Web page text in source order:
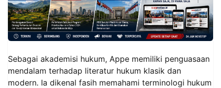
Sebagai akademisi hukum, Appe memiliki penguasaan
mendalam terhadap literatur hukum klasik dan
modern. Ia dikenal fasih memahami terminologi hukum